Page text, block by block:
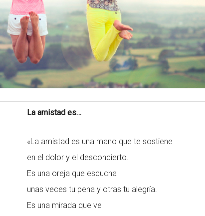
La amistad es…
«La amistad es una mano que te sostiene
en el dolor y el desconcierto.
Es una oreja que escucha
unas veces tu pena y otras tu alegría.
Es una mirada que ve